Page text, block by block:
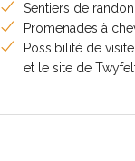
Sentiers de
Promenades à
Possibilité de
et le site de